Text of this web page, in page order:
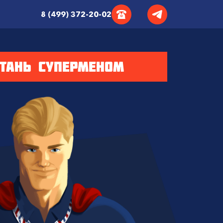
8 (499) 372-20-02
СУПЕРМЕНОМ